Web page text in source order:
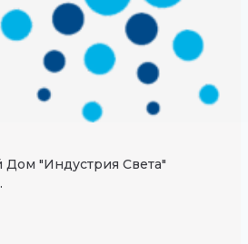
"Индустрия Света"